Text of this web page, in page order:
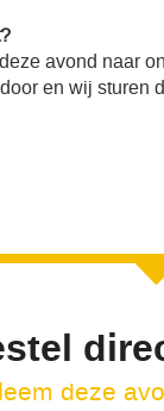
avond naar
en wij sturen
deze